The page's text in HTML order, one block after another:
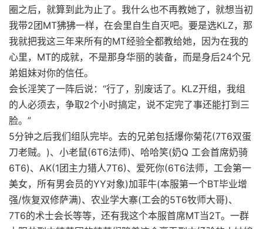
圈之后，就算到此为止了。我什么也不再教她了，就想当初
我带2团MT狒狒一样，在会里自生自灭吧。要是选KLZ，那
我就把我这三年来所有的MT经验全都教给她，因为在我的
心里，MT的成就，不是那身华丽的装备，而是身后24个兄
弟姐妹对你的信任。
会长淫笑了一阵后说：“行了，别废话了。KLZ开组，我组
的人必须去，争取2个小时搞定，说不定完了事还能打到三
脸。”
5分钟之后我们组队完毕。去的兄弟包括爆你菊花(7T6双蛋
刀老贼。)、小老鼠(6T6法师)、哈哈笑(奶Q 工会首席奶骑
6T6)、AK(1团主力猎人7T6)、爱死你(6T6法师，工会第一
美女，所有男会员的YY对象)加菲牛(本服第一个BT毕业增
强/恢复双修萨满)、农业学大寨(工会的5T6牧师大哥)、
7T6的术士会长等等，还有我这个本服首席MT当2T。一群